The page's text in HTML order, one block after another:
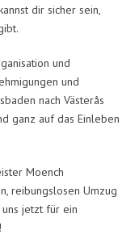
dir sicher sein,
und
und
nach Västerås
ganz auf das Einleben
Moench
reibungslosen Umzug
uns jetzt für ein